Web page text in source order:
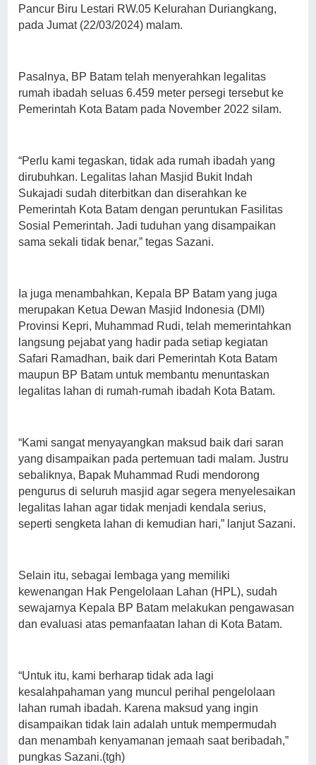
Pancur Biru Lestari RW.05 Kelurahan Duriangkang,
pada Jumat (22/03/2024) malam.
Pasalnya, BP Batam telah menyerahkan legalitas
rumah ibadah seluas 6.459 meter persegi tersebut ke
Pemerintah Kota Batam pada November 2022 silam.
“Perlu kami tegaskan, tidak ada rumah ibadah yang
dirubuhkan. Legalitas lahan Masjid Bukit Indah
Sukajadi sudah diterbitkan dan diserahkan ke
Pemerintah Kota Batam dengan peruntukan Fasilitas
Sosial Pemerintah. Jadi tuduhan yang disampaikan
sama sekali tidak benar,” tegas Sazani.
Ia juga menambahkan, Kepala BP Batam yang juga
merupakan Ketua Dewan Masjid Indonesia (DMI)
Provinsi Kepri, Muhammad Rudi, telah memerintahkan
langsung pejabat yang hadir pada setiap kegiatan
Safari Ramadhan, baik dari Pemerintah Kota Batam
maupun BP Batam untuk membantu menuntaskan
legalitas lahan di rumah-rumah ibadah Kota Batam.
“Kami sangat menyayangkan maksud baik dari saran
yang disampaikan pada pertemuan tadi malam. Justru
sebaliknya, Bapak Muhammad Rudi mendorong
pengurus di seluruh masjid agar segera menyelesaikan
legalitas lahan agar tidak menjadi kendala serius,
seperti sengketa lahan di kemudian hari,” lanjut Sazani.
Selain itu, sebagai lembaga yang memiliki
kewenangan Hak Pengelolaan Lahan (HPL), sudah
sewajarnya Kepala BP Batam melakukan pengawasan
dan evaluasi atas pemanfaatan lahan di Kota Batam.
“Untuk itu, kami berharap tidak ada lagi
kesalahpahaman yang muncul perihal pengelolaan
lahan rumah ibadah. Karena maksud yang ingin
disampaikan tidak lain adalah untuk mempermudah
dan menambah kenyamanan jemaah saat beribadah,”
pungkas Sazani.(tgh)